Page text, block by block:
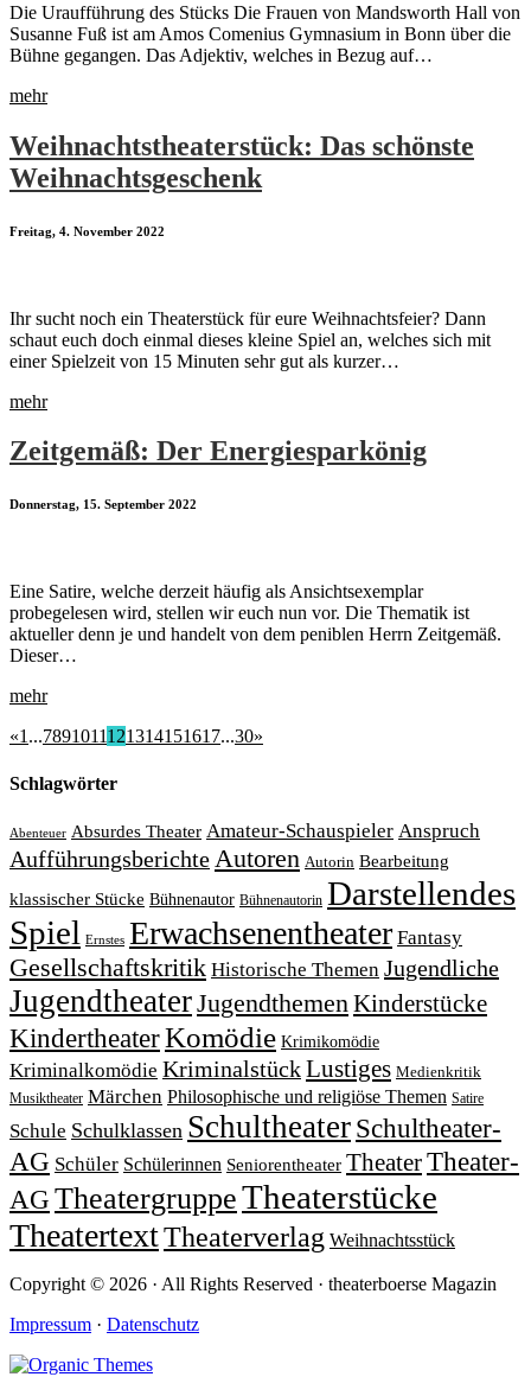
Die Uraufführung des Stücks Die Frauen von Mandsworth Hall von
Susanne Fuß ist am Amos Comenius Gymnasium in Bonn über die
Bühne gegangen. Das Adjektiv, welches in Bezug auf…
mehr
Weihnachtstheaterstück: Das schönste
Weihnachtsgeschenk
Freitag, 4. November 2022
Ihr sucht noch ein Theaterstück für eure Weihnachtsfeier? Dann
schaut euch doch einmal dieses kleine Spiel an, welches sich mit
einer Spielzeit von 15 Minuten sehr gut als kurzer…
mehr
Zeitgemäß: Der Energiesparkönig
Donnerstag, 15. September 2022
Eine Satire, welche derzeit häufig als Ansichtsexemplar
probegelesen wird, stellen wir euch nun vor. Die Thematik ist
aktueller denn je und handelt von dem peniblen Herrn Zeitgemäß.
Dieser…
mehr
«1...7891011121314151617...30»
Schlagwörter
Abenteuer Absurdes Theater Amateur-Schauspieler Anspruch
Aufführungsberichte Autoren Autorin Bearbeitung
klassischer Stücke Bühnenautor Bühnenautorin Darstellendes
Spiel Ernstes Erwachsenentheater Fantasy
Gesellschaftskritik Historische Themen Jugendliche
JugendtheaterJugendthemen Kinderstücke
KindertheaterKomödie Krimikomödie
Kriminalkomödie KriminalstückLustiges Medienkritik
Musiktheater Märchen Philosophische und religiöse Themen Satire
Schule Schulklassen Schultheater Schultheater-
AG Schüler Schülerinnen Seniorentheater TheaterTheater-
AGTheatergruppeTheaterstücke
TheatertextTheaterverlag Weihnachtsstück
Copyright © 2026 · All Rights Reserved · theaterboerse Magazin
Impressum · Datenschutz